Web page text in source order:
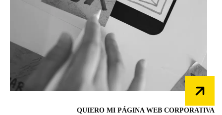
QUIERO MI PÁGINA WEB CORPORATIVA